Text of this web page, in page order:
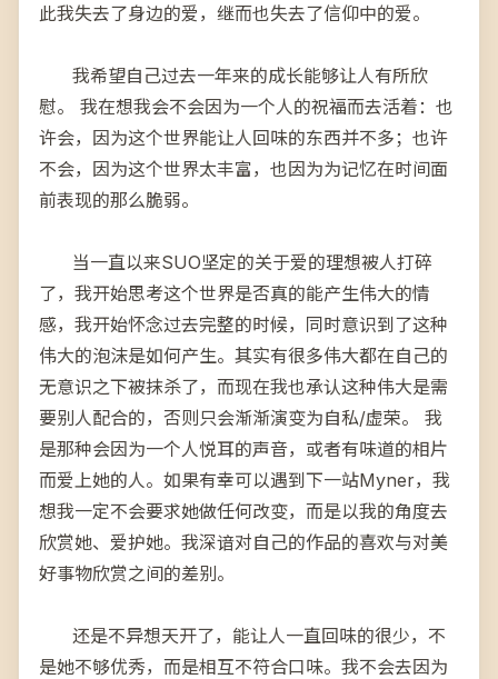
此我失去了身边的爱，继而也失去了信仰中的爱。
我希望自己过去一年来的成长能够让人有所欣
慰。 我在想我会不会因为一个人的祝福而去活着：也
许会，因为这个世界能让人回味的东西并不多；也许
不会，因为这个世界太丰富，也因为为记忆在时间面
前表现的那么脆弱。
当一直以来SUO坚定的关于爱的理想被人打碎
了，我开始思考这个世界是否真的能产生伟大的情
感，我开始怀念过去完整的时候，同时意识到了这种
伟大的泡沫是如何产生。其实有很多伟大都在自己的
无意识之下被抹杀了，而现在我也承认这种伟大是需
要别人配合的，否则只会渐渐演变为自私/虚荣。 我
是那种会因为一个人悦耳的声音，或者有味道的相片
而爱上她的人。如果有幸可以遇到下一站Myner，我
想我一定不会要求她做任何改变，而是以我的角度去
欣赏她、爱护她。我深谙对自己的作品的喜欢与对美
好事物欣赏之间的差别。
还是不异想天开了，能让人一直回味的很少，不
是她不够优秀，而是相互不符合口味。我不会去因为